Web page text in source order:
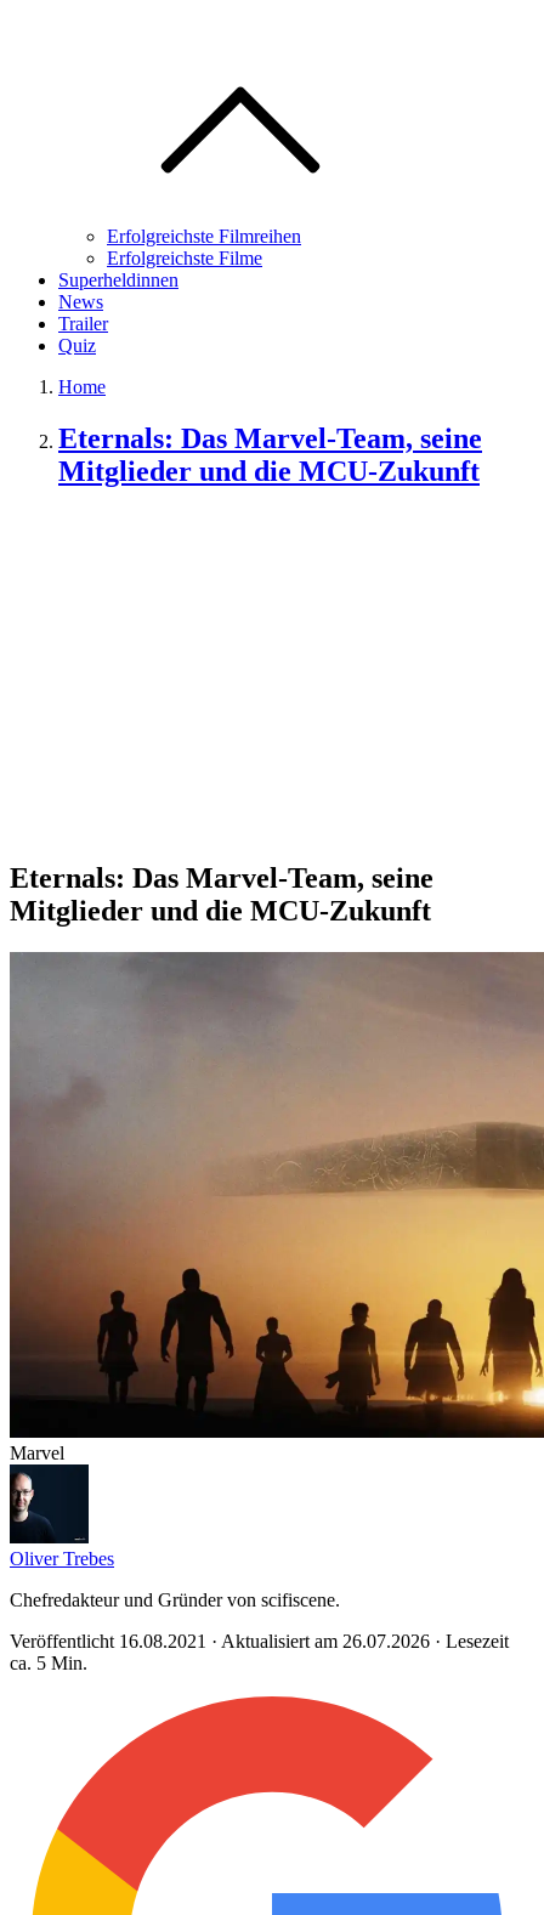
Erfolgreichste Filmreihen
Erfolgreichste Filme
Superheldinnen
News
Trailer
Quiz
Home
Eternals: Das Marvel-Team, seine
Mitglieder und die MCU-Zukunft
Eternals: Das Marvel-Team, seine
Mitglieder und die MCU-Zukunft
Marvel
Oliver Trebes
Chefredakteur und Gründer von scifiscene.
Veröffentlicht 16.08.2021 · Aktualisiert am 26.07.2026 · Lesezeit
ca. 5 Min.